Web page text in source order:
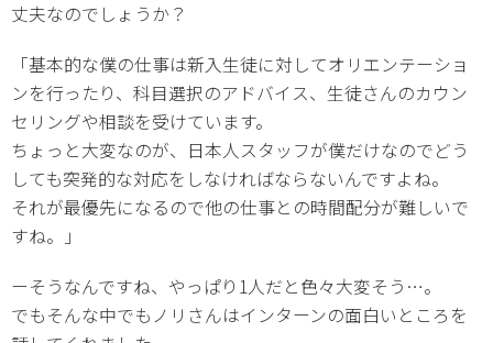
丈夫なのでしょうか？
「基本的な僕の仕事は新入生徒に対してオリエンテーショ
ンを行ったり、科目選択のアドバイス、生徒さんのカウン
セリングや相談を受けています。
ちょっと大変なのが、日本人スタッフが僕だけなのでどう
しても突発的な対応をしなければならないんですよね。
それが最優先になるので他の仕事との時間配分が難しいで
すね。」
ーそうなんですね、やっぱり1人だと色々大変そう…。
でもそんな中でもノリさんはインターンの面白いところを